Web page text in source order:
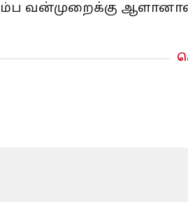
வன்முறைக்கு